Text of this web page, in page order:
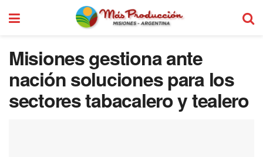
Misiones gestiona ante
nación soluciones para los
sectores tabacalero y tealero